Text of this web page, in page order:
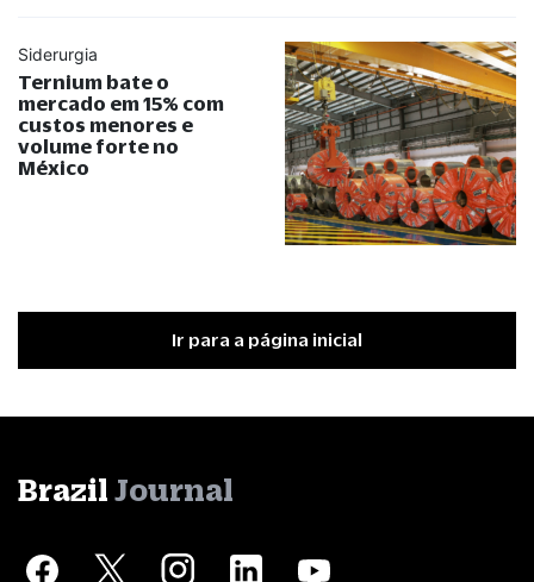
Siderurgia
Ternium bate o
mercado em 15% com
custos menores e
volume forte no
México
Ir para a página inicial
Brazil Journal